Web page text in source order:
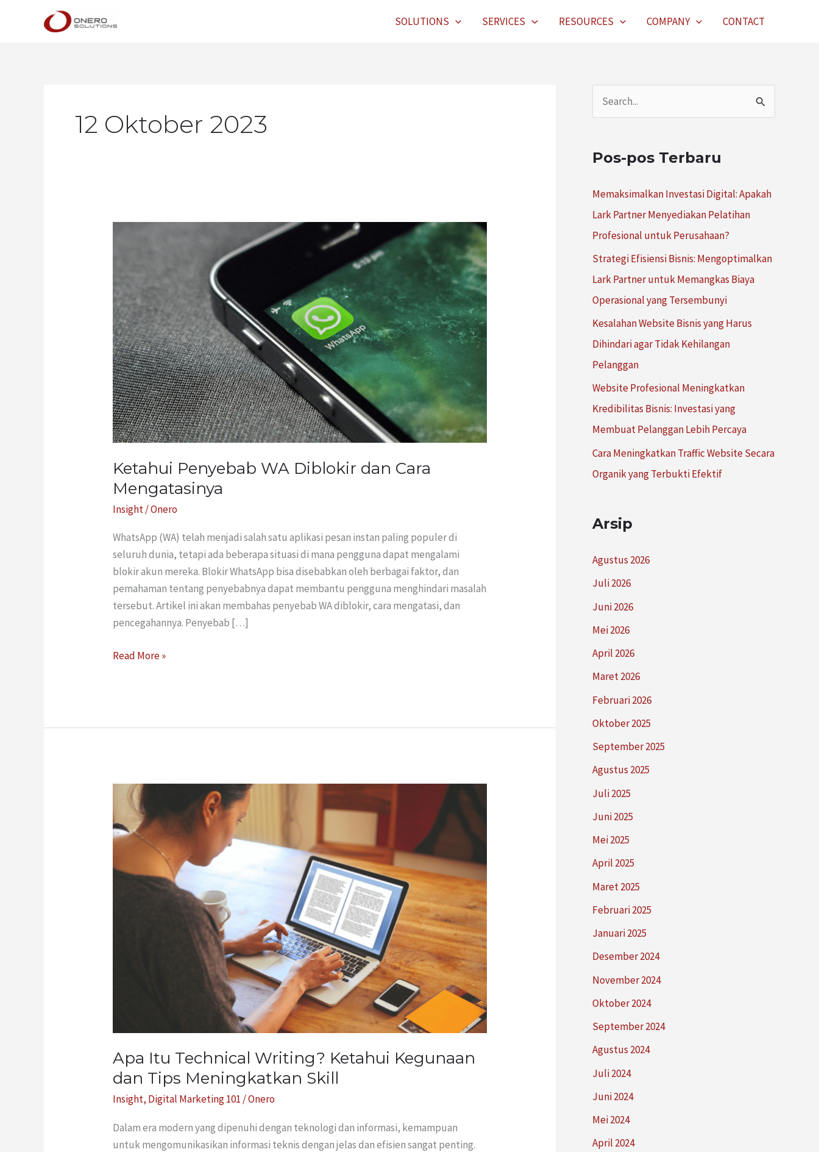
SOLUTIONS SERVICES RESOURCES COMPANY CONTACT
12 Oktober 2023
Ketahui Penyebab WA Diblokir dan Cara
Mengatasinya
Insight/Onero
WhatsApp (WA) telah menjadi salah satu aplikasi pesan instan paling populer di
seluruh dunia, tetapi ada beberapa situasi di mana pengguna dapat mengalami
blokir akun mereka. Blokir WhatsApp bisa disebabkan oleh berbagai faktor, dan
pemahaman tentang penyebabnya dapat membantu pengguna menghindari masalah
tersebut. Artikel ini akan membahas penyebab WA diblokir, cara mengatasi, dan
pencegahannya. Penyebab […]
Penyebab
Diblokir
dan
Cara
Mengatasinya
Read More »
Apa Itu Technical Writing? Ketahui Kegunaan
dan Tips Meningkatkan Skill
Insight, Digital Marketing 101 /Onero
Dalam era modern yang dipenuhi dengan teknologi dan informasi, kemampuan
untuk mengomunikasikan informasi teknis dengan jelas dan efisien sangat penting.
Apa
Itu
Technical
Writing?
Kegunaan
i
u
n
t
Pos-pos Terbaru
Memaksimalkan Investasi Digital: Apakah
Lark Partner Menyediakan Pelatihan
Profesional untuk Perusahaan?
Strategi Efisiensi Bisnis: Mengoptimalkan
Lark Partner untuk Memangkas Biaya
Operasional yang Tersembunyi
Kesalahan Website Bisnis yang Harus
Dihindari agar Tidak Kehilangan
Pelanggan
Website Profesional Meningkatkan
Kredibilitas Bisnis: Investasi yang
Membuat Pelanggan Lebih Percaya
Cara Meningkatkan Traffic Website Secara
Organik yang Terbukti Efektif
Arsip
Agustus 2026
Juli 2026
Juni 2026
Mei 2026
April 2026
Maret 2026
Februari 2026
Oktober 2025
September 2025
Agustus 2025
Juli 2025
Juni 2025
Mei 2025
April 2025
Maret 2025
Februari 2025
Januari 2025
Desember 2024
November 2024
Oktober 2024
September 2024
Agustus 2024
Juli 2024
Juni 2024
Mei 2024
April 2024